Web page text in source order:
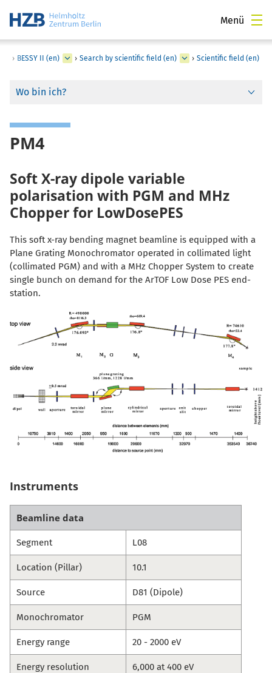
Menü
› BESSY II (en) › Search by scientific field (en) › Scientific field (en)
Wo bin ich?
PM4
Soft X-ray dipole variable
polarisation with PGM and MHz
Chopper for LowDosePES
This soft x-ray bending magnet beamline is equipped with a
Plane Grating Monochromator operated in collimated light
(collimated PGM) and with a MHz Chopper System to create
single bunch on demand for the ArTOF Low Dose PES end-
station.
Instruments
Beamline data
Segment L08
Location (Pillar) 10.1
Source D81 (Dipole)
Monochromator PGM
Energy range 20 - 2000 eV
Energy resolution 6,000 at 400 eV